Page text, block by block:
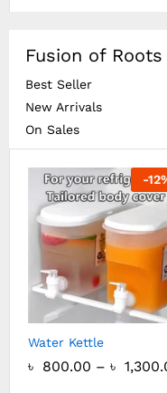
Fusion of Roots
Best Seller
New Arrivals
On Sales
-12
Water Kettle
৳ 800.00 – ৳